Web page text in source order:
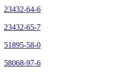
23432-64-6
23432-65-7
51895-58-0
58068-97-6